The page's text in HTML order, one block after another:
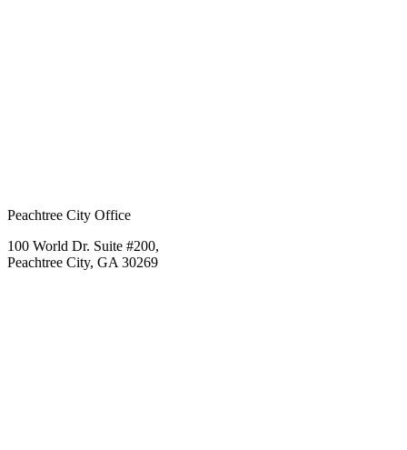
Peachtree City Office
100 World Dr. Suite #200,
Peachtree City, GA 30269